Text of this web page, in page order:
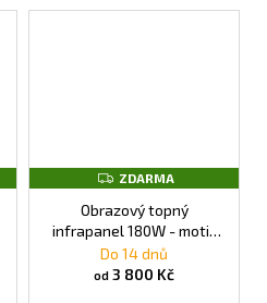
Z
D
A
R
M
A
ZDARMA
Obrazový topný
infrapanel 180W - motiv
č. 01
Do 14 dnů
od 3 800 Kč